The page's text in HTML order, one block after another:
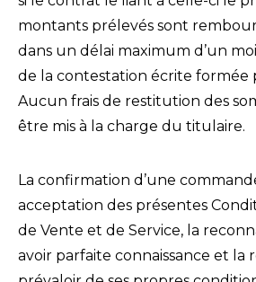
montants prélevés sont
dans un délai maximum d’un
de la contestation écrite formée
Aucun frais de restitution des
être mis à la charge du titulaire.
La confirmation d’une
acceptation des présentes
de Vente et de Service, la
avoir parfaite connaissance et la